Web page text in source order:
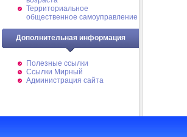
Территориальное
общественное самоуправление
Дополнительная информация
Полезные ссылки
Ссылки Мирный
Администрация сайта